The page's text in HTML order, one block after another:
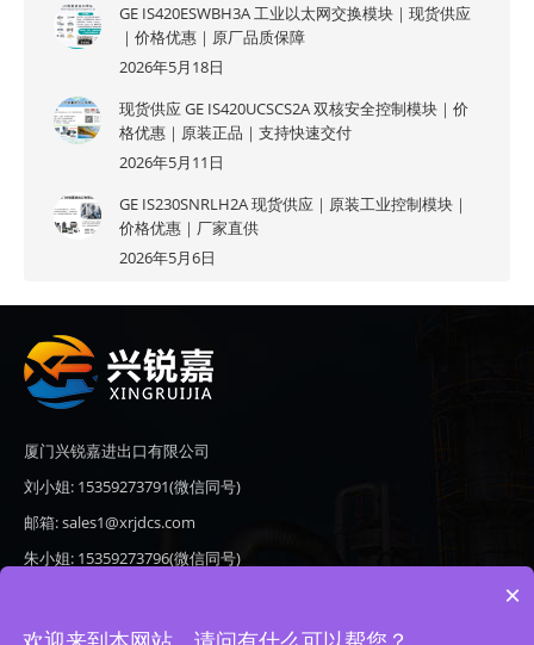
GE IS420ESWBH3A 工业以太网交换模块｜现货供应
｜价格优惠｜原厂品质保障
2026年5月18日
现货供应 GE IS420UCSCS2A 双核安全控制模块｜价
格优惠｜原装正品｜支持快速交付
2026年5月11日
GE IS230SNRLH2A 现货供应｜原装工业控制模块｜
价格优惠｜厂家直供
2026年5月6日
厦门兴锐嘉进出口有限公司
刘小姐: 15359273791(微信同号)
邮箱: sales1@xrjdcs.com
朱小姐: 15359273796(微信同号)
地址: 厦门市翔安区新澳路510号海峡现代城A座6楼609
×